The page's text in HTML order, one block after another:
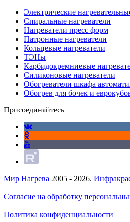
Электрические
Спиральные нагреватели
Нагреватели пресс форм
Патронные нагреватели
Кольцевые нагреватели
ТЭНы
Карбидокремниевые
Силиконовые нагреватели
Обогреватели шкафа
Обогрев для бочек и
Присоединяйтесь
Мир Нагрева 2005 - 2026.
Согласие на обработку
Политика конфиденциальности